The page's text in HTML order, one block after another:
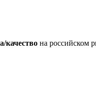
качество на российском